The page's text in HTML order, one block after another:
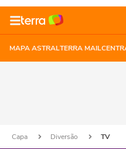
MAPA ASTRALTERRA MAIL
Capa Diversão TV